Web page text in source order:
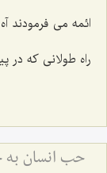
ائمه می فرمودند آه
راه طولانی که
حب انسان به